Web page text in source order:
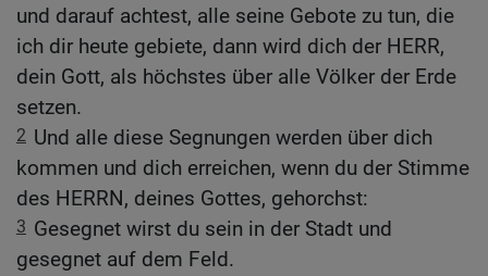
und darauf achtest, alle seine Gebote zu tun, die
ich dir heute gebiete, dann wird dich der HERR,
dein Gott, als höchstes über alle Völker der Erde
setzen.
2 Und alle diese Segnungen werden über dich
kommen und dich erreichen, wenn du der Stimme
des HERRN, deines Gottes, gehorchst:
3 Gesegnet wirst du sein in der Stadt und
gesegnet auf dem Feld.